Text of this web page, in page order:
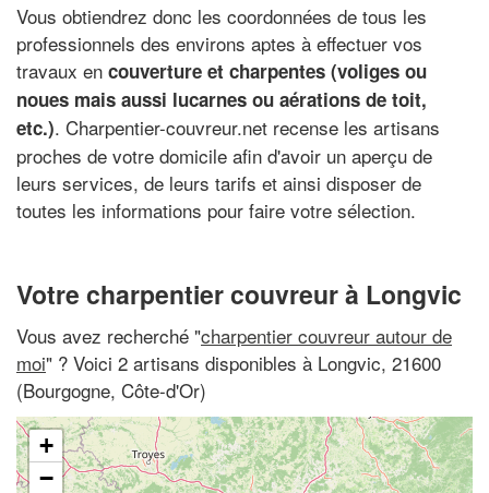
Vous obtiendrez donc les coordonnées de tous les
professionnels des environs aptes à effectuer vos
travaux en couverture et charpentes (voliges ou
noues mais aussi lucarnes ou aérations de toit,
etc.). Charpentier-couvreur.net recense les artisans
proches de votre domicile afin d'avoir un aperçu de
leurs services, de leurs tarifs et ainsi disposer de
toutes les informations pour faire votre sélection.
Votre charpentier couvreur à Longvic
Vous avez recherché "charpentier couvreur autour de
moi" ? Voici 2 artisans disponibles à Longvic, 21600
(Bourgogne, Côte-d'Or)
+
−